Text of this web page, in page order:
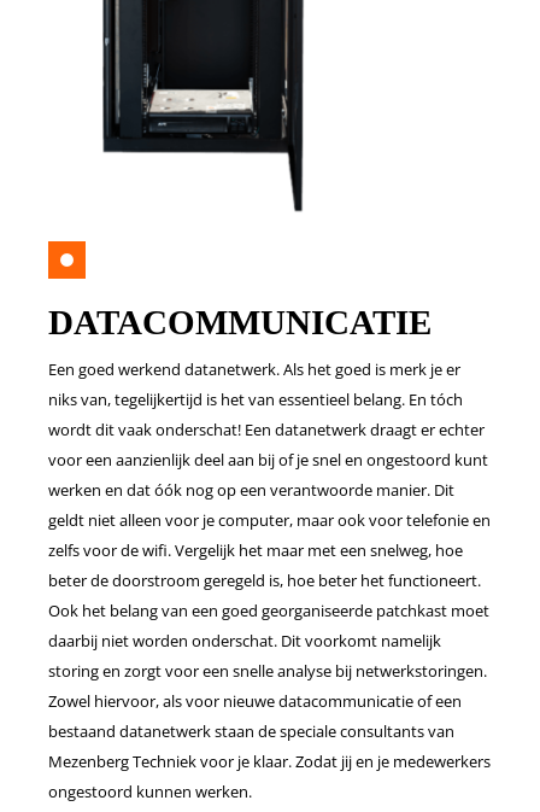
DATACOMMUNICATIE
Een goed werkend datanetwerk. Als het goed is merk je er
niks van, tegelijkertijd is het van essentieel belang. En tóch
wordt dit vaak onderschat! Een datanetwerk draagt er echter
voor een aanzienlijk deel aan bij of je snel en ongestoord kunt
werken en dat óók nog op een verantwoorde manier. Dit
geldt niet alleen voor je computer, maar ook voor telefonie en
zelfs voor de wifi. Vergelijk het maar met een snelweg, hoe
beter de doorstroom geregeld is, hoe beter het functioneert.
Ook het belang van een goed georganiseerde patchkast moet
daarbij niet worden onderschat. Dit voorkomt namelijk
storing en zorgt voor een snelle analyse bij netwerkstoringen.
Zowel hiervoor, als voor nieuwe datacommunicatie of een
bestaand datanetwerk staan de speciale consultants van
Mezenberg Techniek voor je klaar. Zodat jij en je medewerkers
ongestoord kunnen werken.